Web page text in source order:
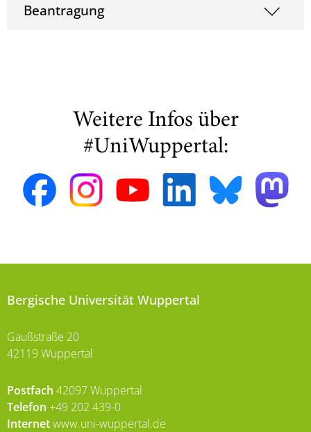
Beantragung
Weitere Infos über
#UniWuppertal:
Bergische Universität Wuppertal
Gaußstraße 20
42119 Wuppertal
Postfach 42097 Wuppertal
Telefon +49 202 439-0
Internetwww.uni-wuppertal.de